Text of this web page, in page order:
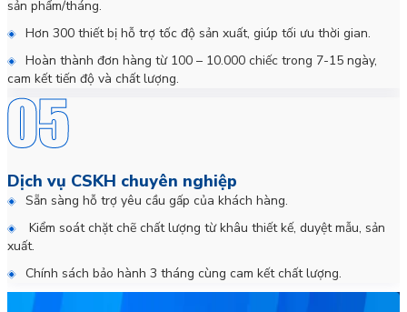
sản phẩm/tháng.
Hơn 300 thiết bị hỗ trợ tốc độ sản xuất, giúp tối ưu thời gian.
Hoàn thành đơn hàng từ 100 – 10.000 chiếc trong 7-15 ngày,
cam kết tiến độ và chất lượng.
Dịch vụ CSKH chuyên nghiệp
Sẵn sàng hỗ trợ yêu cầu gấp của khách hàng.
Kiểm soát chặt chẽ chất lượng từ khâu thiết kế, duyệt mẫu, sản
xuất.
Chính sách bảo hành 3 tháng cùng cam kết chất lượng.